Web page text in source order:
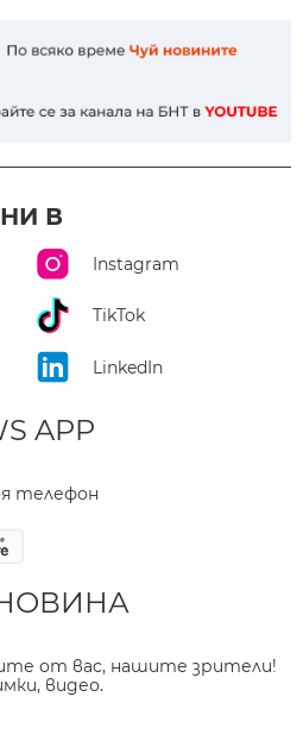
В
Instagram
TikTok
LinkedIn
APP
телефон
от вас, нашите зрители!
видео.